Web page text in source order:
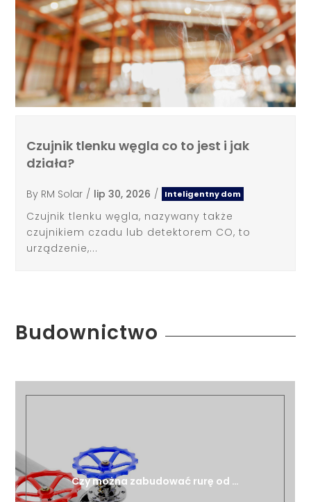
Czujnik tlenku węgla co to jest i jak
działa?
By RM Solar / lip 30, 2026 / Inteligentny dom
Czujnik tlenku węgla, nazywany także
czujnikiem czadu lub detektorem CO, to
urządzenie,...
Budownictwo
Czy można zabudować rurę od …